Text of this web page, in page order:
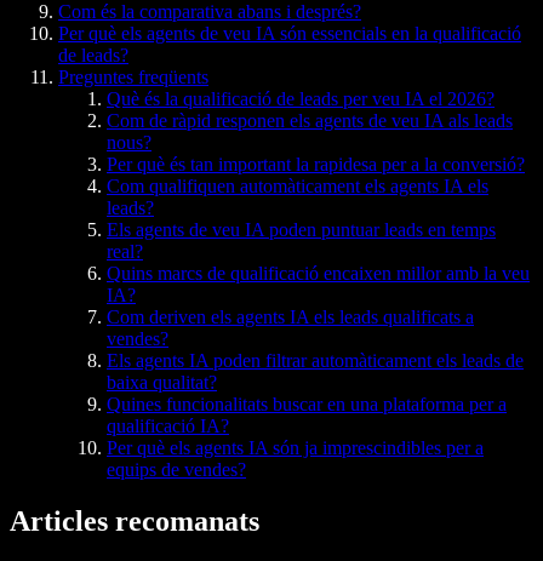
Com és la comparativa abans i després?
Per què els agents de veu IA són essencials en la qualificació
de leads?
Preguntes freqüents
Què és la qualificació de leads per veu IA el 2026?
Com de ràpid responen els agents de veu IA als leads
nous?
Per què és tan important la rapidesa per a la conversió?
Com qualifiquen automàticament els agents IA els
leads?
Els agents de veu IA poden puntuar leads en temps
real?
Quins marcs de qualificació encaixen millor amb la veu
IA?
Com deriven els agents IA els leads qualificats a
vendes?
Els agents IA poden filtrar automàticament els leads de
baixa qualitat?
Quines funcionalitats buscar en una plataforma per a
qualificació IA?
Per què els agents IA són ja imprescindibles per a
equips de vendes?
Articles recomanats